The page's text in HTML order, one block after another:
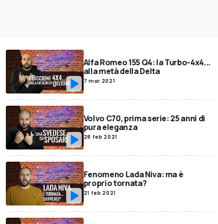
Alfa Romeo 155 Q4: la Turbo-4x4...
alla metà della Delta
7 mar 2021
Volvo C70, prima serie: 25 anni di
pura eleganza
28 feb 2021
Fenomeno Lada Niva: ma è
proprio tornata?
21 feb 2021